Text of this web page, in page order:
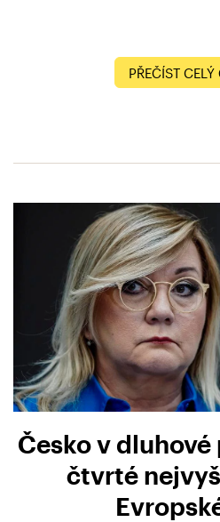
PŘEČÍST
Česko v
čtvrté